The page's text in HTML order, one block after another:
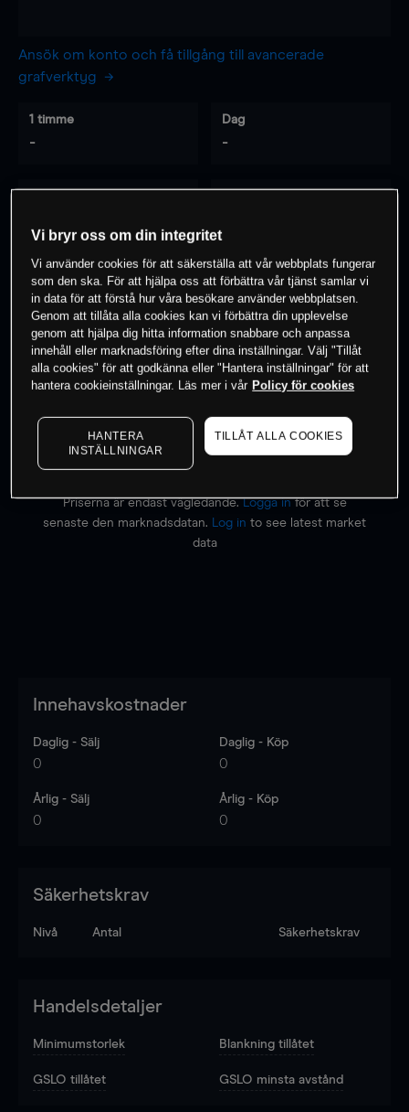
Ansök om konto och få tillgång till avancerade
grafverktyg
1 timme
-
Dag
-
0% av kunderna har en position i detta
instrument
Börja handla
Priserna är endast vägledande.Logga inför att se
senaste den marknadsdatan.
Log in to see latest market
data
Innehavskostnader
Daglig - Sälj
0
Daglig - Köp
0
Årlig - Sälj
0
Årlig - Köp
0
Säkerhetskrav
Nivå Antal Säkerhetskrav
Handelsdetaljer
Minimumstorlek Blankning tillåtet
GSLO tillåtet GSLO minsta avstånd
Vi bryr oss om din integritet
Vi använder cookies för att säkerställa att vår webbplats fungerar
som den ska. För att hjälpa oss att förbättra vår tjänst samlar vi
in data för att förstå hur våra besökare använder webbplatsen.
Genom att tillåta alla cookies kan vi förbättra din upplevelse
genom att hjälpa dig hitta information snabbare och anpassa
innehåll eller marknadsföring efter dina inställningar. Välj "Tillåt
alla cookies" för att godkänna eller "Hantera inställningar" för att
hantera cookieinställningar. Läs mer i vår Policy för cookies
HANTERA
INSTÄLLNINGAR
TILLÅT ALLA COOKIES